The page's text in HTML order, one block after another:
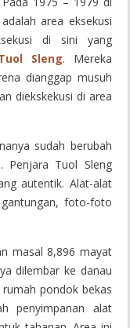
area eksekusi
di sini yang
Sleng. Mereka
dianggap musuh
diekskekusi di area
sudah berubah
Penjara Tuol Sleng
autentik. Alat-alat
foto-foto
masal 8,896 mayat
dilembar ke danau
pondok bekas
penyimpanan alat